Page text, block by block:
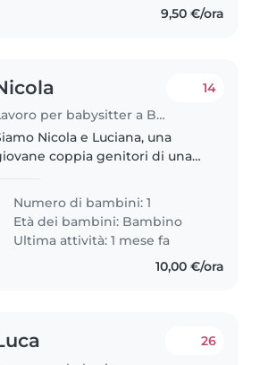
9,50 €/ora
Lavoro per babysitter a Bologna
14
Nicola e Luciana, una
coppia genitori di una
famiglia si completa con un
gatto. Cerchiamo una baby Sitter
che possa aiutarci nei momenti..
Numero di bambini: 1
Età dei bambini: Bambino
Ultima attività: 1 mese fa
10,00 €/ora
26